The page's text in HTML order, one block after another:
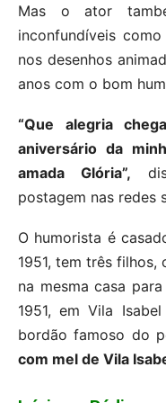
Mas o ator
inconfundíveis
nos desenhos
anos com o bom
“Que alegria
aniversário da
amada Glória”,
postagem nas redes
O humorista é
1951, tem três
na mesma casa
1951, em Vila
bordão famoso do
com mel de Vila